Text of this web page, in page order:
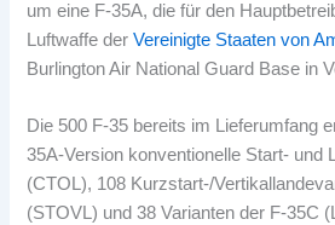
um eine F-35A, die für den
Luftwaffe derVereinigte Staaten von
Burlington Air National Guard Base in
Die 500 F-35 bereits im Lieferumfang
35A-Version konventionelle Start- und
(CTOL), 108 Kurzstart-/
(STOVL) und 38 Varianten der F-35C